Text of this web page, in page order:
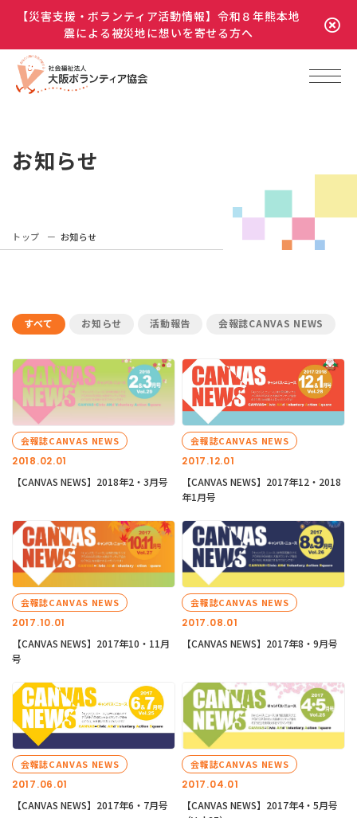
【災害支援・ボランティア活動情報】令和８年熊本地
震による被災地に想いを寄せる方へ
お知らせ
トップ お知らせ
すべて お知らせ 活動報告 会報誌CANVAS NEWS
2018.02.01
会報誌CANVAS NEWS
【CANVAS NEWS】2018年2・3月号
2017.12.01
会報誌CANVAS NEWS
【CANVAS NEWS】2017年12・2018
年1月号
2017.10.01
会報誌CANVAS NEWS
【CANVAS NEWS】2017年10・11月
号
2017.08.01
会報誌CANVAS NEWS
【CANVAS NEWS】2017年8・9月号
2017.06.01
会報誌CANVAS NEWS
【CANVAS NEWS】2017年6・7月号
2017.04.01
会報誌CANVAS NEWS
【CANVAS NEWS】2017年4・5月号